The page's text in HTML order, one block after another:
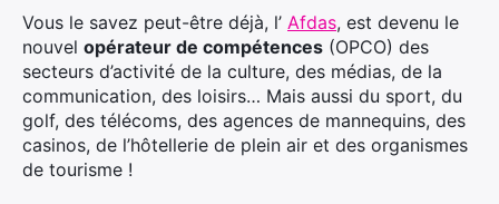
Vous le savez peut-être déjà, l’ Afdas, est devenu le
nouvel opérateur de compétences (OPCO) des
secteurs d’activité de la culture, des médias, de la
communication, des loisirs… Mais aussi du sport, du
golf, des télécoms, des agences de mannequins, des
casinos, de l’hôtellerie de plein air et des organismes
de tourisme !